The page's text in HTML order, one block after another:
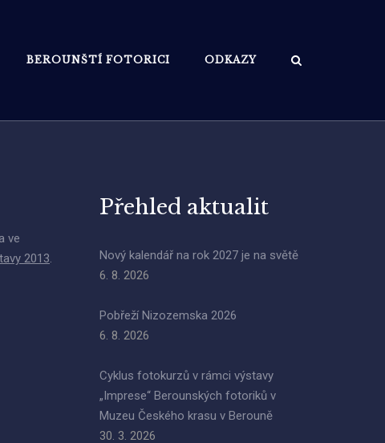
BEROUNŠTÍ FOTORICI ODKAZY
ve
2013.
Přehled aktualit
Nový kalendář na rok 2027 je na světě
6. 8. 2026
Pobřeží Nizozemska 2026
6. 8. 2026
Cyklus fotokurzů v rámci výstavy
„Imprese“ Berounských fotoriků v
Muzeu Českého krasu v Berouně
30. 3. 2026